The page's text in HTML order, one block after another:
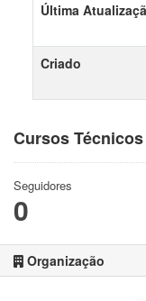
Cursos
Seguidores
0
Organização
Última
Criado